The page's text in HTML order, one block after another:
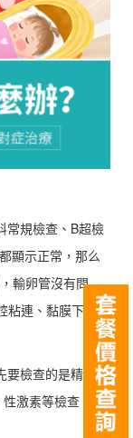
常規檢查、B超檢
顯示正常，那么
輸卵管沒有問
粘連、黏膜下肌
要檢查的是精液常
激素等檢查，具